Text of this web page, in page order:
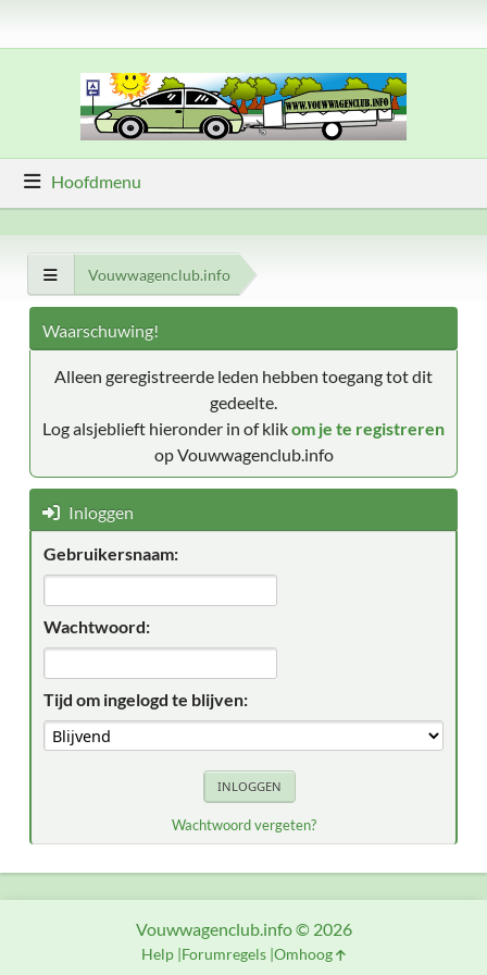
Hoofdmenu
Vouwwagenclub.info
Waarschuwing!
Alleen geregistreerde leden hebben toegang tot dit
gedeelte.
Log alsjeblieft hieronder in of klikom je te registreren
op Vouwwagenclub.info
Inloggen
Gebruikersnaam:
Wachtwoord:
Tijd om ingelogd te blijven:
Wachtwoord vergeten?
Vouwwagenclub.info © 2026
Help Forumregels Omhoog